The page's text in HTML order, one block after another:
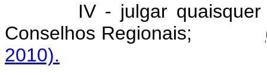
IV - julgar quaisquer
Conselhos Regionais;
2010).